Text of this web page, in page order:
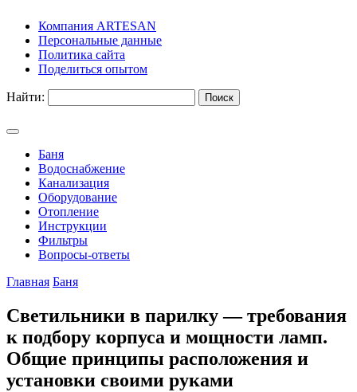
Компания ARTESAN
Персональные данные
Политика сайта
Поделиться опытом
Найти:
Баня
Водоснабжение
Канализация
Оборудование
Отопление
Инструкции
Фильтры
Вопросы-ответы
Главная Баня
Светильники в парилку — требования
к подбору корпуса и мощности ламп.
Общие принципы расположения и
установки своими руками